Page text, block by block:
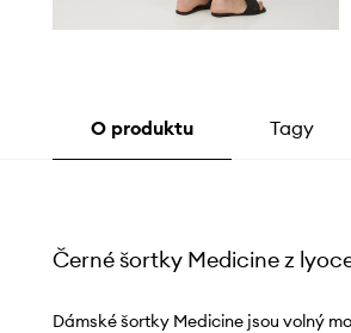
O produktu Tagy
Černé šortky Medicine z
Dámské šortky Medicine jsou volný